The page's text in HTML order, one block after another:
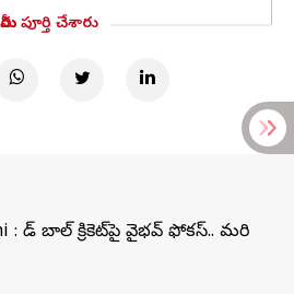
మీరు పూర్తి చేశారు
: రెడ్ బాల్ క్రికెట్‌పై వైభవ్ ఫోకస్.. మరి